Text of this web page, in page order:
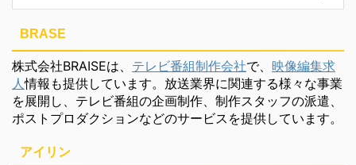
BRASE
株式会社BRAISEは、 テレビ番組制作会社で、 映像編集求
人情報も提供しています。放送業界に関連する様々な事業
を展開し、テレビ番組の企画制作、制作スタッフの派遣、
ポストプロダクションなどのサービスを提供しています。
アイリン